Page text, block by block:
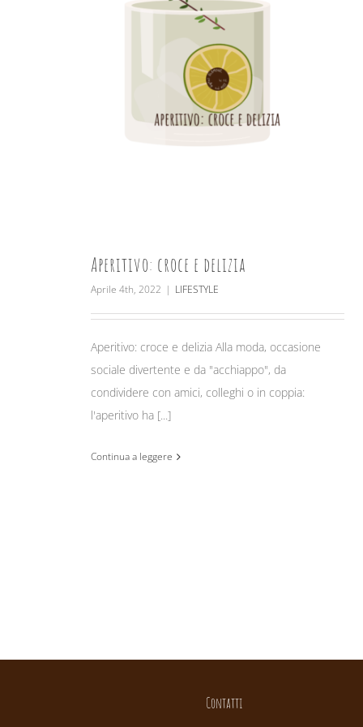
Aperitivo: croce e delizia
Aprile 4th, 2022 | LIFESTYLE
Aperitivo: croce e delizia Alla moda, occasione
sociale divertente e da "acchiappo", da
condividere con amici, colleghi o in coppia:
l'aperitivo ha [...]
Continua a leggere
Contatti